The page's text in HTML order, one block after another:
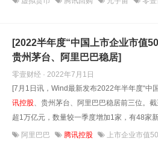
[2022半年度“中国上市企业市值
贵州茅台、阿里巴巴稳居]
零壹财经 · 2022年7月1日
[7月1日讯，Wind最新发布2022年半年度“中
讯控股、贵州茅台、阿里巴巴稳居前三位。
超1万亿元，数量较一季度增加1家，有48家
阿里巴巴 腾讯控股 上市企业市值